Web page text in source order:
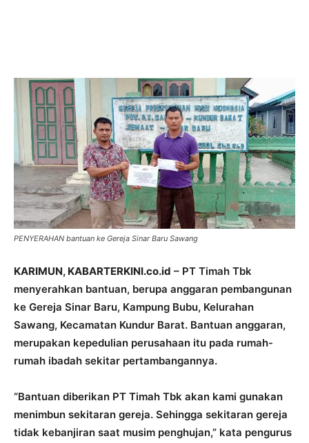
PENYERAHAN bantuan ke Gereja Sinar Baru Sawang
KARIMUN, KABARTERKINI.co.id – PT Timah Tbk
menyerahkan bantuan, berupa anggaran pembangunan
ke Gereja Sinar Baru, Kampung Bubu, Kelurahan
Sawang, Kecamatan Kundur Barat. Bantuan anggaran,
merupakan kepedulian perusahaan itu pada rumah-
rumah ibadah sekitar pertambangannya.
“Bantuan diberikan PT Timah Tbk akan kami gunakan
menimbun sekitaran gereja. Sehingga sekitaran gereja
tidak kebanjiran saat musim penghujan,” kata pengurus